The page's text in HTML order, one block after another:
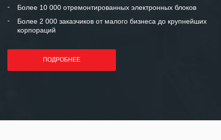
Более 10 000 отремонтированных электронных блоков
Более 2 000 заказчиков от малого бизнеса до крупнейших
корпораций
ПОДРОБНЕЕ